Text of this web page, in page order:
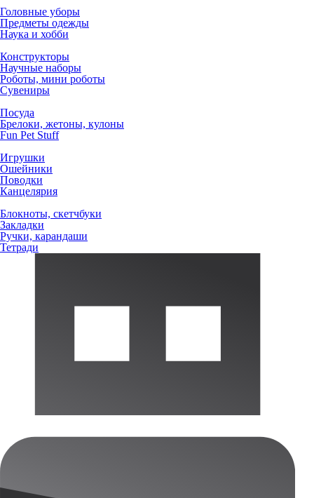
Головные уборы
Предметы одежды
Наука и хобби
Конструкторы
Научные наборы
Роботы, мини роботы
Сувениры
Посуда
Брелоки, жетоны, кулоны
Fun Pet Stuff
Игрушки
Ошейники
Поводки
Канцелярия
Блокноты, скетчбуки
Закладки
Ручки, карандаши
Тетради